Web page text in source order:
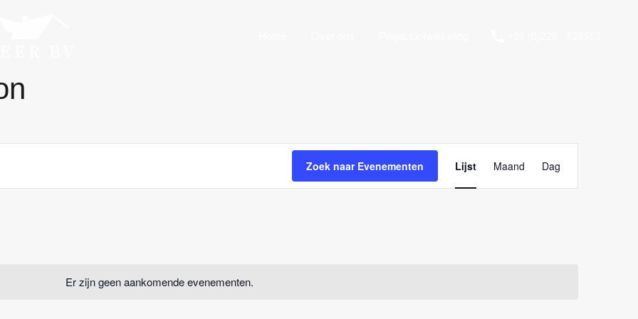
Er zijn geen aankomende evenementen.
Zoek naar Evenementen
weergaven
Lijst Maand Dag